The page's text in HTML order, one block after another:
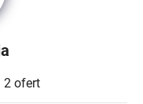
2 ofert